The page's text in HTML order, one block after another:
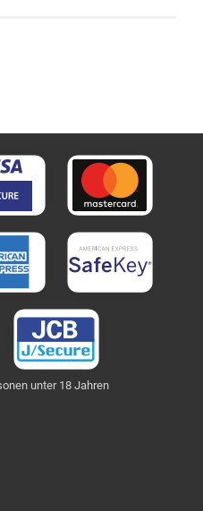
unter 18 Jahren